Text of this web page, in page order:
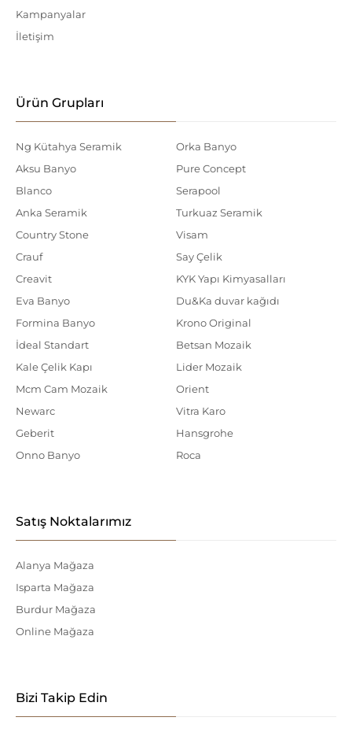
Kampanyalar
İletişim
Ürün Grupları
Ng Kütahya Seramik
Aksu Banyo
Blanco
Anka Seramik
Country Stone
Crauf
Creavit
Eva Banyo
Formina Banyo
İdeal Standart
Kale Çelik Kapı
Mcm Cam Mozaik
Newarc
Geberit
Onno Banyo
Orka Banyo
Pure Concept
Serapool
Turkuaz Seramik
Visam
Say Çelik
KYK Yapı Kimyasalları
Du&Ka duvar kağıdı
Krono Original
Betsan Mozaik
Lider Mozaik
Orient
Vitra Karo
Hansgrohe
Roca
Satış Noktalarımız
Alanya Mağaza
Isparta Mağaza
Burdur Mağaza
Online Mağaza
Bizi Takip Edin